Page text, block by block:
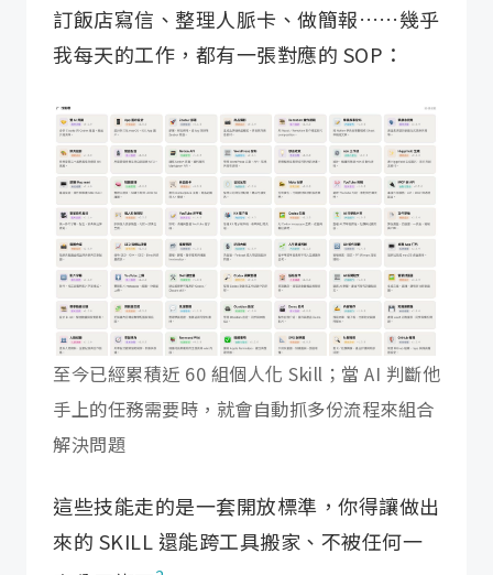
訂飯店寫信、整理人脈卡、做簡報……幾乎
我每天的工作，都有一張對應的 SOP：
至今已經累積近 60 組個人化 Skill；當 AI 判斷他
手上的任務需要時，就會自動抓多份流程來組合
解決問題
這些技能走的是一套開放標準，你得讓做出
來的 SKILL 還能跨工具搬家、不被任何一